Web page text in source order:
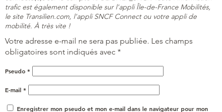
trafic est également disponible sur l'appli Île-de-France Mobilités,
le site Transilien.com, l'appli SNCF Connect ou votre appli de
mobilité. À très vite !
Votre adresse e-mail ne sera pas publiée. Les champs
obligatoires sont indiqués avec *
Pseudo *
E-mail *
Enregistrer mon pseudo et mon e-mail dans le navigateur pour mon